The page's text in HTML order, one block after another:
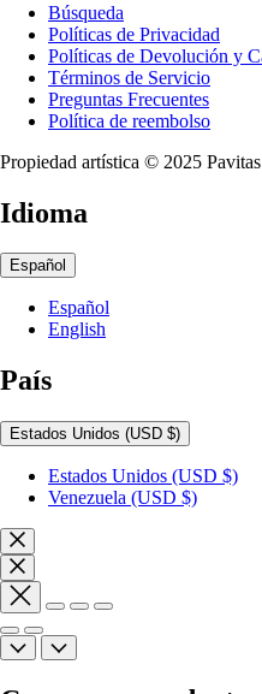
Búsqueda
Políticas de Privacidad
Políticas de Devolución y
Términos de Servicio
Preguntas Frecuentes
Política de reembolso
Propiedad artística © 2025
Idioma
Español
Español
English
País
Estados Unidos (USD $)
Estados Unidos (USD $)
Venezuela (USD $)